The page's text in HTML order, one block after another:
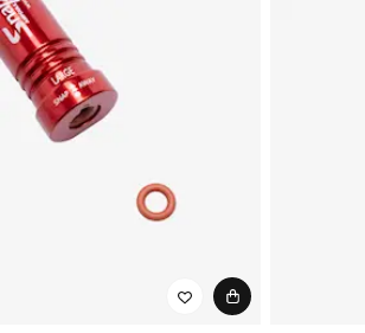
storlekar, lämpade för olika typer av ampuller.
och skador med en ampullöppnare från SnapIT!
Säkrare arbetsmiljö med
Qlicksmart
Qlicksmart grundades år 1998 av två läkare i
bekämpa personskador från vassa skalpellblad.
att skapa en säkrare arbetsmiljö inom vården, med
kontakt med vassa föremål. Qlicksmart föddes ur
skadorna som lätt uppstod när vassa skalpellblad